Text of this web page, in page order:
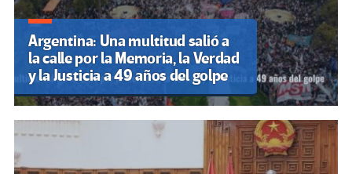
Argentina: Una multitud salió a
la calle por la Memoria, la Verdad
y la Justicia a 49 años del golpe